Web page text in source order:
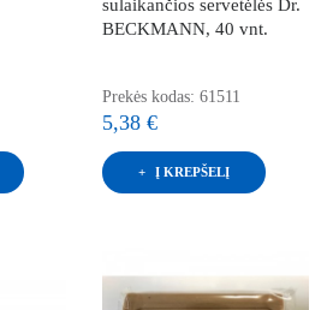
sulaikančios servetėlės Dr.
BECKMANN, 40 vnt.
Prekės kodas: 61511
5,38 €
Į KREPŠELĮ